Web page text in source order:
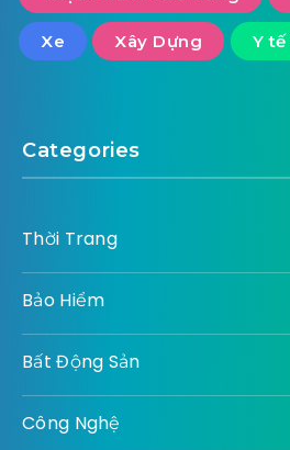
Xe Xây Dựng Y tế
Categories
Thời Trang
Bảo Hiểm
Bất Động Sản
Công Nghệ